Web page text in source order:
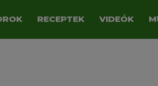
RECEPTEK VIDEÓK